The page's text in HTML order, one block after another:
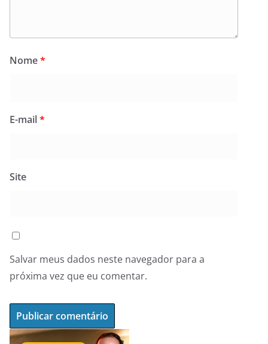
Nome*
E-mail*
Site
Salvar meus dados neste navegador para a
próxima vez que eu comentar.